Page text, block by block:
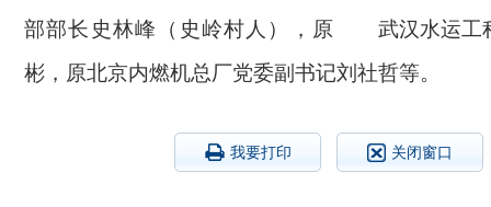
部部长史林峰（史岭村人），原
武汉水运工
彬，原北京内燃机总厂党委副书记刘社哲等。
我要打印 关闭窗口